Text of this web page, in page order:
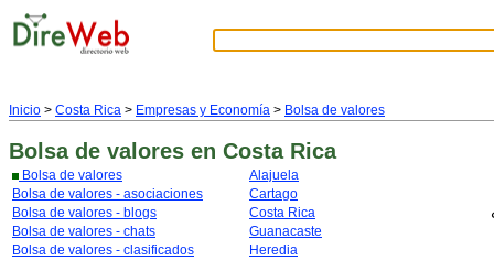
Inicio > Costa Rica > Empresas y Economía > Bolsa de valores
Bolsa de valores en Costa Rica
Bolsa de valores
Bolsa de valores - asociaciones
Bolsa de valores - blogs
Bolsa de valores - chats
Bolsa de valores - clasificados
Alajuela
Cartago
Costa Rica
Guanacaste
Heredia